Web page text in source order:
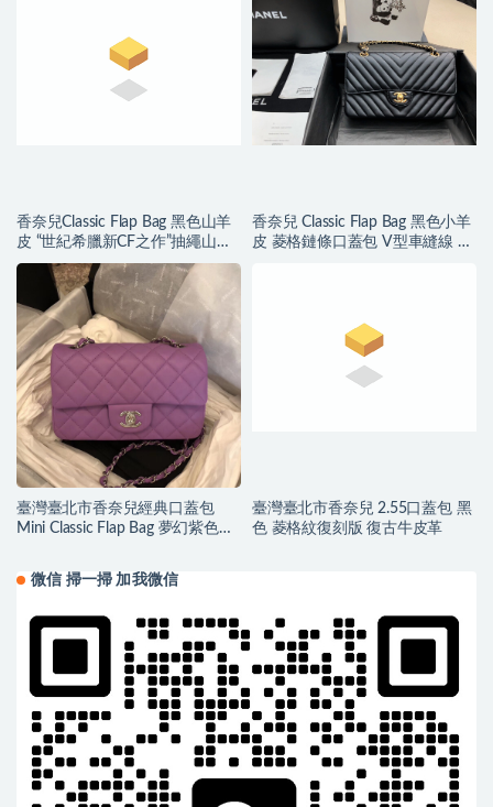
香奈兒Classic Flap Bag 黑色山羊
皮 “世紀希臘新CF之作”抽繩山羊
皮 沙金
香奈兒 Classic Flap Bag 黑色小羊
皮 菱格鏈條口蓋包 V型車縫線 金
臺灣臺北市香奈兒經典口蓋包
Mini Classic Flap Bag 夢幻紫色小
臺灣臺北市香奈兒 2.55口蓋包 黑
色 菱格紋復刻版 復古牛皮革
微信 掃一掃 加我微信